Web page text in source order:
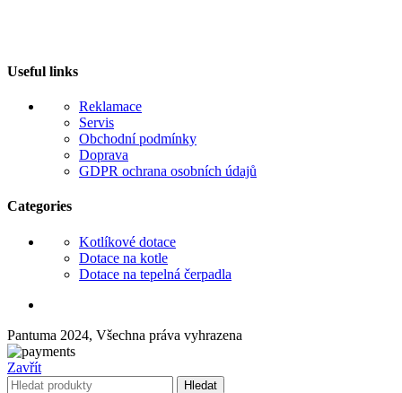
Useful links
Reklamace
Servis
Obchodní podmínky
Doprava
GDPR ochrana osobních údajů
Categories
Kotlíkové dotace
Dotace na kotle
Dotace na tepelná čerpadla
Pantuma 2024, Všechna práva vyhrazena
Zavřít
Hledat